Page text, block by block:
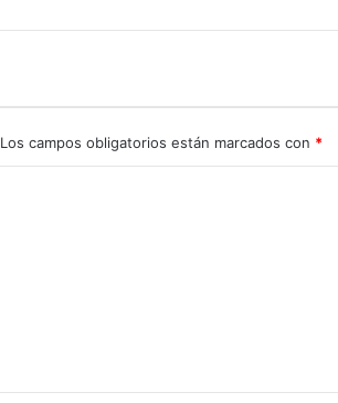
Los campos obligatorios están marcados con *